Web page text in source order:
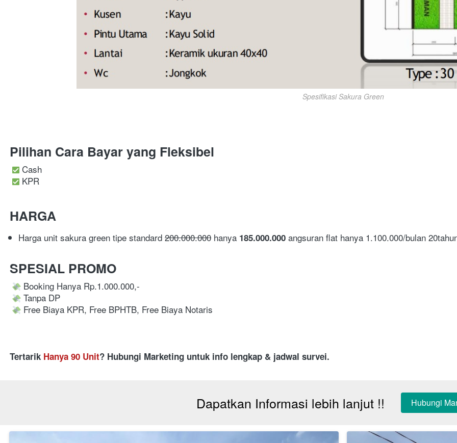
Spesifikasi Sakura Green
Pilihan Cara Bayar yang Fleksibel
Cash
KPR
HARGA
Harga unit sakura green tipe standard 200.000.000 hanya 185.000.000 angsuran flat hanya 1.100.000/bulan
SPESIAL PROMO
Booking Hanya Rp.1.000.000,-
Tanpa DP
Free Biaya KPR, Free BPHTB, Free Biaya Notaris
Tertarik Hanya 90 Unit? Hubungi Marketing untuk info lengkap & jadwal survei.
Dapatkan Informasi lebih lanjut !! `Hubungi